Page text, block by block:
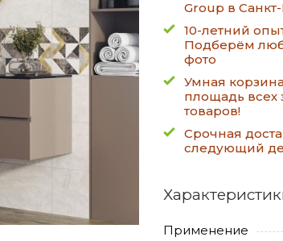
Group в
10-летний
Подберём
фото
Умная
площадь всех
товаров!
Срочная
следующий
Применение